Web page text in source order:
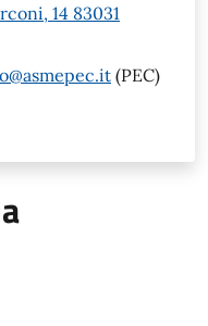
14 83031
(PEC)